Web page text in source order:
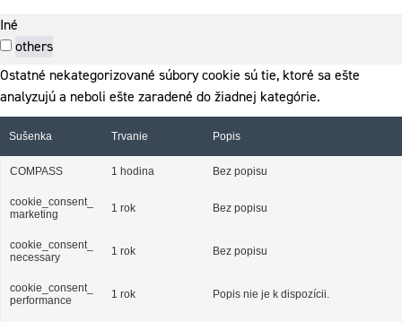
Iné
others
Ostatné nekategorizované súbory cookie sú tie, ktoré sa ešte
analyzujú a neboli ešte zaradené do žiadnej kategórie.
Sušenka Trvanie Popis
COMPASS 1 hodina Bez popisu
cookie_consent_
marketing
1 rok Bez popisu
cookie_consent_
necessary
1 rok Bez popisu
cookie_consent_
performance
1 rok Popis nie je k dispozícii.